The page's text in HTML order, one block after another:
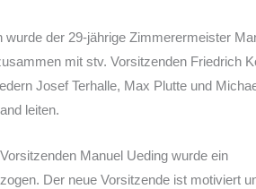
wurde der 29-jährige Zimmerermeister
mit stv. Vorsitzenden Friedrich
Josef Terhalle, Max Plutte und
leiten.
Manuel Ueding wurde ein
Der neue Vorsitzende ist motiviert